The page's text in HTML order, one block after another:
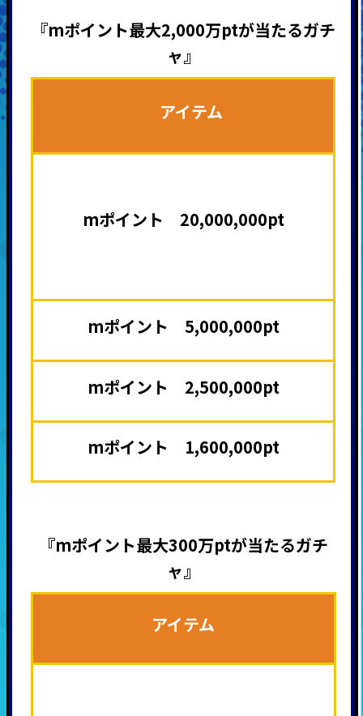
『mポイント最大2,000万ptが当たるガチ
ャ』
アイテム
mポイント 20,000,000pt
mポイント 5,000,000pt
mポイント 2,500,000pt
mポイント 1,600,000pt
『mポイント最大300万ptが当たるガチ
ャ』
アイテム